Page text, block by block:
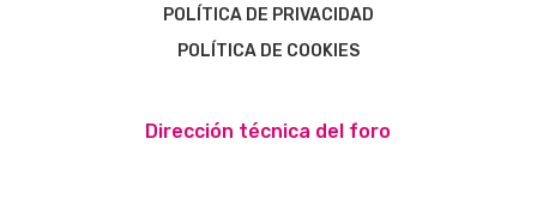
POLÍTICA DE PRIVACIDAD
POLÍTICA DE COOKIES
Dirección técnica del foro